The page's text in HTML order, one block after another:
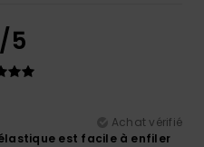
/5
Achat vérifié
est facile à enfiler